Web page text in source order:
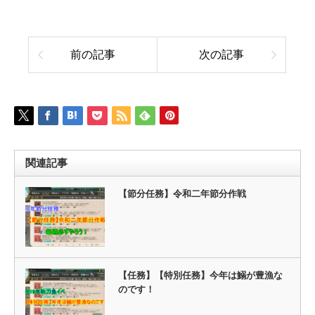
前の記事 次の記事
関連記事
【節分任務】令和二年節分作戦
【任務】【特別任務】今年は鰯が豊漁な
のです！